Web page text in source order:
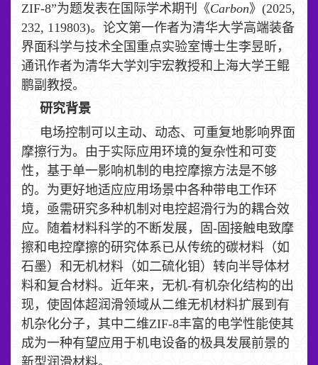
ZIF-8”为题发表在国际学术期刊《Carbon》(2025,
232, 119803)。论文第一作者为清华大学高端装备
界面科学与技术全国重点实验室博士生李昱昕，
通讯作者为清华大学刘宇宏教授和上海大学王鲲
鹏副教授。
研究背景
电场控制可以主动、动态、可重复地影响界面
摩擦行为。由于实际应用环境的复杂性和可变
性，基于单一影响机制的电控摩擦方法是不够
的。为更好地适应应用场景中各种带电工作环
境，亟需研究多种机制对电控超滑行为的耦合效
应。随着材料科学的不断发展，固-固接触电致摩
擦和电控摩擦的研究体系已从传统的碳材料（如
石墨）和无机材料（如二硫化钼）转向半导体材
料和复合材料。近年来，无机-有机杂化结构的出
现，使固体超润滑领域从二维无机材料扩展到有
机杂化分子，其中二维ZIF-8丰富的电学性能使其
成为一种有望应用于机电设备的极具发展前景的
新型润滑材料。